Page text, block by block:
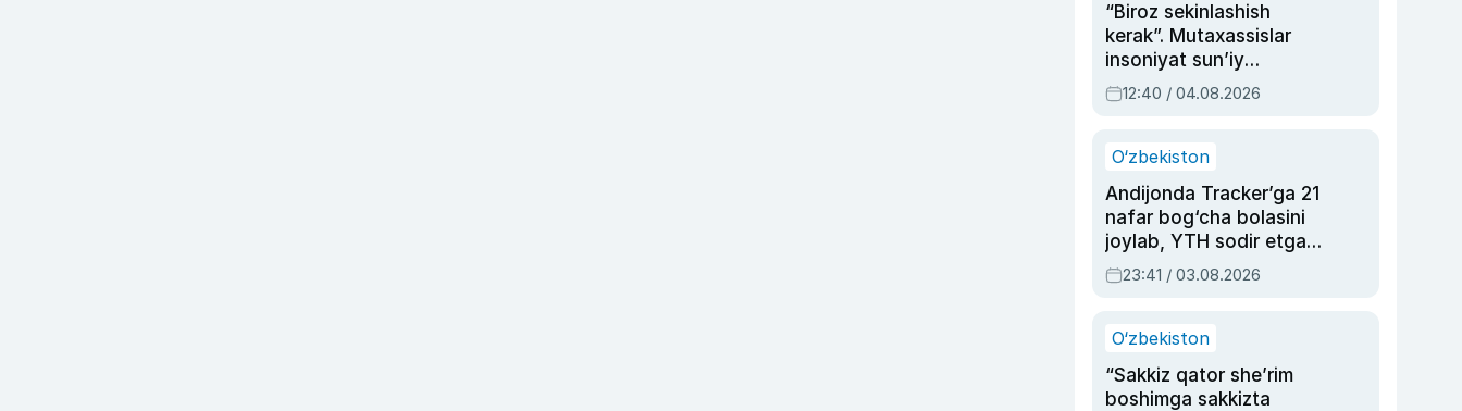
“Biroz sekinlashish
kerak”. Mutaxassislar
insoniyat sun’iy
intellektni boshqara
olmay qolishidan xavotir
12:40 / 04.08.2026
O‘zbekiston
Andijonda Tracker’ga 21
nafar bog‘cha bolasini
joylab, YTH sodir etgan
ayolga sud hukmi o‘qildi
23:41 / 03.08.2026
O‘zbekiston
“Sakkiz qator she’rim
boshimga sakkizta